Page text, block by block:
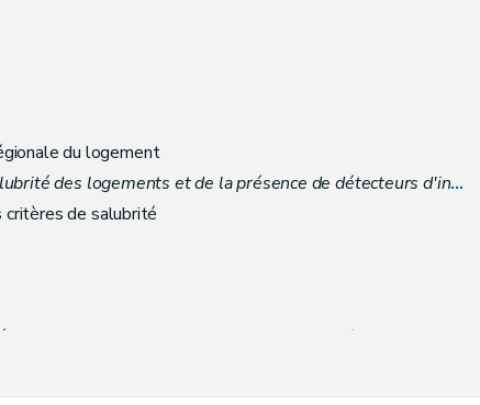
du logement
des logements et de la présence de détecteurs d'incendie
de salubrité
contre les risques d'incendie des habitations
(et contre l'intoxication par le monoxyde de carbone - D. 3/7/2008)